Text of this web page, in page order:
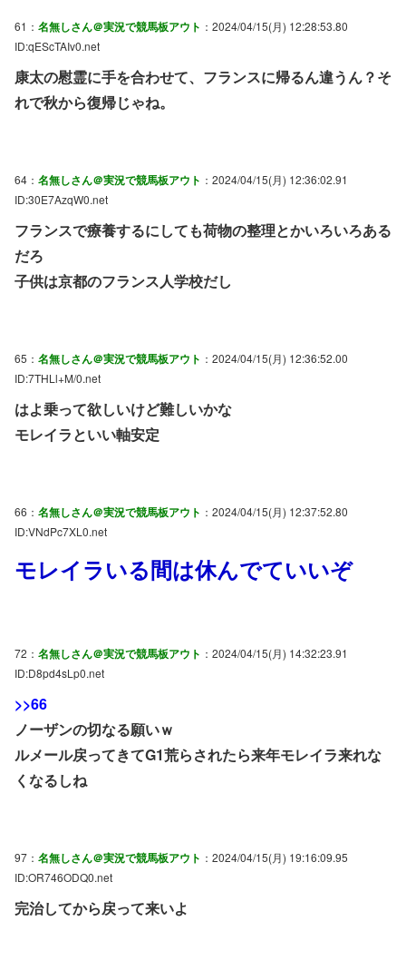
61： 名無しさん＠実況で競馬板アウト ：2024/04/15(月) 12:28:53.80
ID:qEScTAIv0.net
康太の慰霊に手を合わせて、フランスに帰るん違うん？そ
れで秋から復帰じゃね。
64： 名無しさん＠実況で競馬板アウト ：2024/04/15(月) 12:36:02.91
ID:30E7AzqW0.net
フランスで療養するにしても荷物の整理とかいろいろある
だろ
子供は京都のフランス人学校だし
65： 名無しさん＠実況で競馬板アウト ：2024/04/15(月) 12:36:52.00
ID:7THLl+M/0.net
はよ乗って欲しいけど難しいかな
モレイラといい軸安定
66： 名無しさん＠実況で競馬板アウト ：2024/04/15(月) 12:37:52.80
ID:VNdPc7XL0.net
モレイラいる間は休んでていいぞ
72： 名無しさん＠実況で競馬板アウト ：2024/04/15(月) 14:32:23.91
ID:D8pd4sLp0.net
>>66
ノーザンの切なる願いｗ
ルメール戻ってきてG1荒らされたら来年モレイラ来れな
くなるしね
97： 名無しさん＠実況で競馬板アウト ：2024/04/15(月) 19:16:09.95
ID:OR746ODQ0.net
完治してから戻って来いよ